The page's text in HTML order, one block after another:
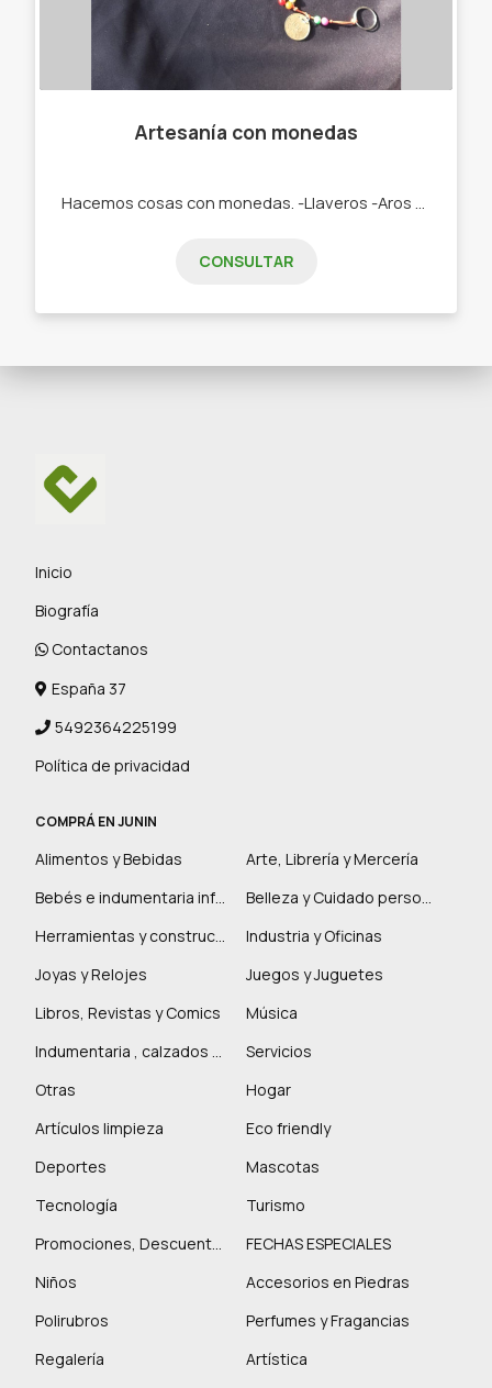
Artesanía con monedas
CONSULTAR
Inicio
Biografía
Contactanos
España 37
5492364225199
Política de privacidad
COMPRÁ EN JUNIN
Alimentos y Bebidas
Arte, Librería y Mercería
Bebés e indumentaria infantil
Belleza y Cuidado personal
Herramientas y construcción
Industria y Oficinas
Joyas y Relojes
Juegos y Juguetes
Libros, Revistas y Comics
Música
Indumentaria , calzados y marroquinería
Servicios
Otras
Hogar
Artículos limpieza
Eco friendly
Deportes
Mascotas
Tecnología
Turismo
Promociones, Descuentos y más
FECHAS ESPECIALES
Niños
Accesorios en Piedras
Polirubros
Perfumes y Fragancias
Regalería
Artística